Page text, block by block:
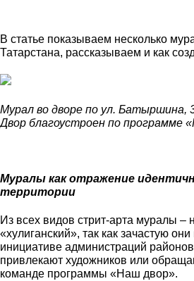
В статье показываем несколько
Татарстана, рассказываем и как
Мурал во дворе по ул. Батыршина,
Двор благоустроен по программе
Муралы как отражение
территории
Из всех видов стрит-арта муралы –
«хулиганский», так как зачастую
инициативе администраций
привлекают художников или
команде программы «Наш двор».